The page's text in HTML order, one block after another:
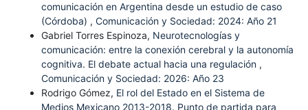
comunicación en Argentina desde un estudio de caso
(Córdoba) , Comunicación y Sociedad: 2024: Año 21
Gabriel Torres Espinoza, Neurotecnologías y
comunicación: entre la conexión cerebral y la autonomía
cognitiva. El debate actual hacia una regulación ,
Comunicación y Sociedad: 2026: Año 23
Rodrigo Gómez, El rol del Estado en el Sistema de
Medios Mexicano 2013-2018. Punto de partida para